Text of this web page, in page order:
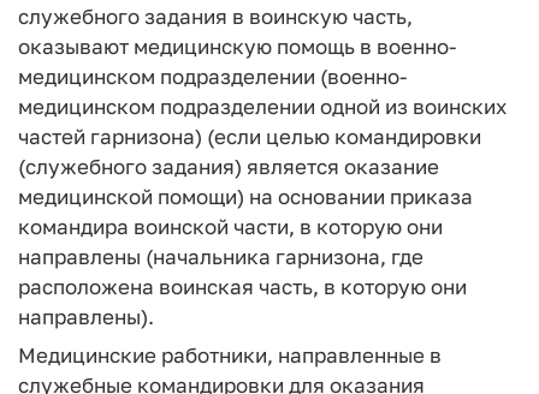
служебного задания в воинскую часть,
оказывают медицинскую помощь в военно-
медицинском подразделении (военно-
медицинском подразделении одной из воинских
частей гарнизона) (если целью командировки
(служебного задания) является оказание
медицинской помощи) на основании приказа
командира воинской части, в которую они
направлены (начальника гарнизона, где
расположена воинская часть, в которую они
направлены).
Медицинские работники, направленные в
служебные командировки для оказания